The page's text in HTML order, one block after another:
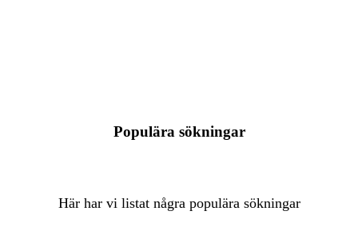
Populära sökningar
Här har vi listat några populära sökningar